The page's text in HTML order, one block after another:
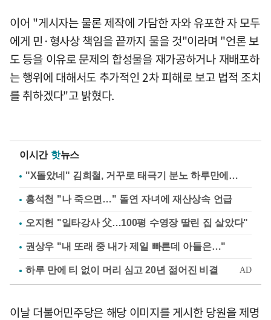
이어 "게시자는 물론 제작에 가담한 자와 유포한 자 모두
에게 민·형사상 책임을 끝까지 물을 것"이라며 "언론 보
도 등을 이유로 문제의 합성물을 재가공하거나 재배포하
는 행위에 대해서도 추가적인 2차 피해로 보고 법적 조치
를 취하겠다"고 밝혔다.
이시간 핫뉴스
"X돌았네" 김희철, 거꾸로 태극기 분노 하루만에…
홍석천 "나 죽으면…" 돌연 자녀에 재산상속 언급
오지헌 "일타강사 父…100평 수영장 딸린 집 살았다"
권상우 "내 또래 중 내가 제일 빠른데 아들은…"
이날 더불어민주당은 해당 이미지를 게시한 당원을 제명